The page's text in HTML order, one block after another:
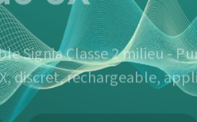
Signia Classe 2 milieu -
discret, rechargeable,